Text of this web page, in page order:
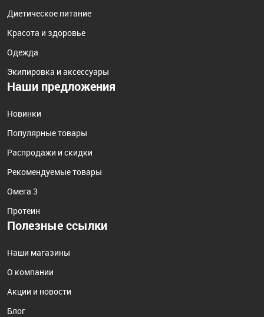
Диетическое питание
Красота и здоровье
Одежда
Экипировка и аксессуары
Наши предложения
Новинки
Популярные товары
Распродажи и скидки
Рекомендуемые товары
Омега 3
Протеин
Полезные ссылки
Наши магазины
О компании
Акции и новости
Блог